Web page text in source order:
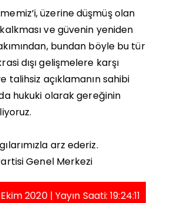
üzerine düşmüş olan
ve güvenin yeniden
bundan böyle bu tür
dışı gelişmelere karşı
talihsiz açıklamanın sahibi
hukuki olarak gereğinin
arz ederiz.
Genel Merkezi
2020 | Yayın Saati: 19:24:11